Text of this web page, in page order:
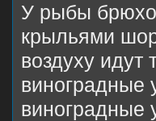
У рыбы брюхо
крыльями
воздуху идут
виноградные
виноградные